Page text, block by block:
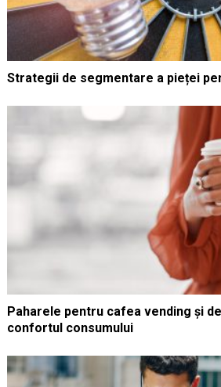
Strategii de segmentare a pieței
Paharele pentru cafea vending și
confortul consumului